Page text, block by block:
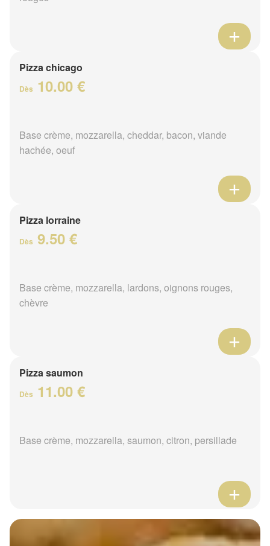
Pizza chicago
Dès 10.00 €
Base crème, mozzarella, cheddar, bacon, viande
hachée, oeuf
Pizza lorraine
Dès 9.50 €
Base crème, mozzarella, lardons, oignons rouges,
chèvre
Pizza saumon
Dès 11.00 €
Base crème, mozzarella, saumon, citron, persillade